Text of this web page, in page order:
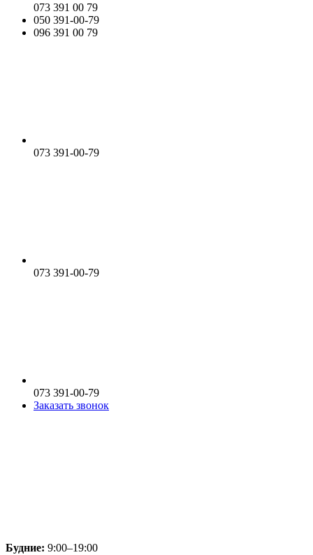
073 391 00 79
050 391-00-79
096 391 00 79
073 391-00-79
073 391-00-79
073 391-00-79
Заказать звонок
Будние: 9:00–19:00